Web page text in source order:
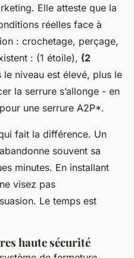
Elle atteste que la
réelles face à
: crochetage, perçage,
: (1 étoile), (2
le niveau est élevé, plus le
la serrure s’allonge - en
pour une serrure A2P*.
fait la différence. Un
souvent sa
minutes. En installant
visez pas
Le temps est
haute sécurité